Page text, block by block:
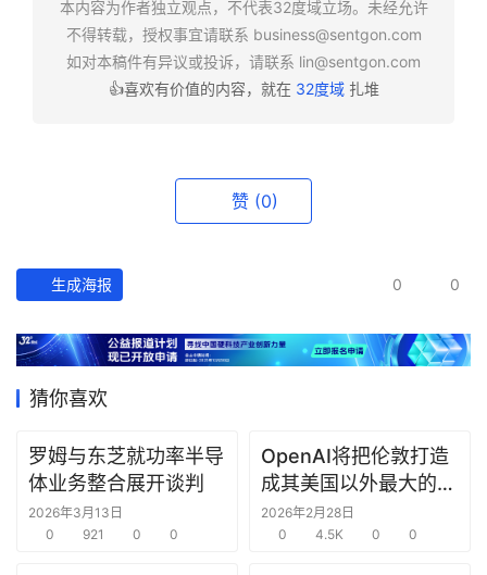
经
选
告
创
本内容为作者独立观点，不代表32度域立场。未经允许
不得转载，授权事宜请联系 business@sentgon.com
如对本稿件有异议或投诉，请联系 lin@sentgon.com
👍喜欢有价值的内容，就在 32度域扎堆
赞 (0)
生成海报 0 0
猜你喜欢
罗姆与东芝就功率半导
体业务整合展开谈判
2026年3月13日
0
921 0 0
OpenAI将把伦敦打造
成其美国以外最大的研
究中心
2026年2月28日
0
4.5K 0 0